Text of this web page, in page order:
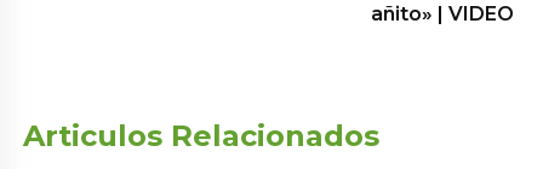
añito» | VIDEO
Articulos Relacionados